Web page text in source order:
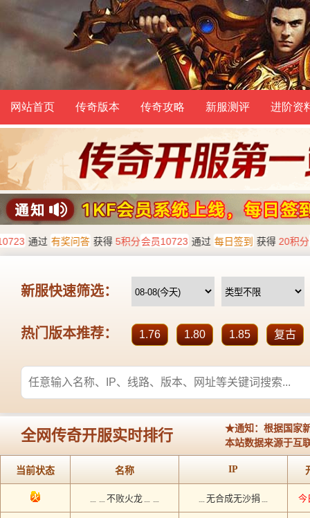
网站首页 传奇版本 传奇攻略 新服测评 进阶资